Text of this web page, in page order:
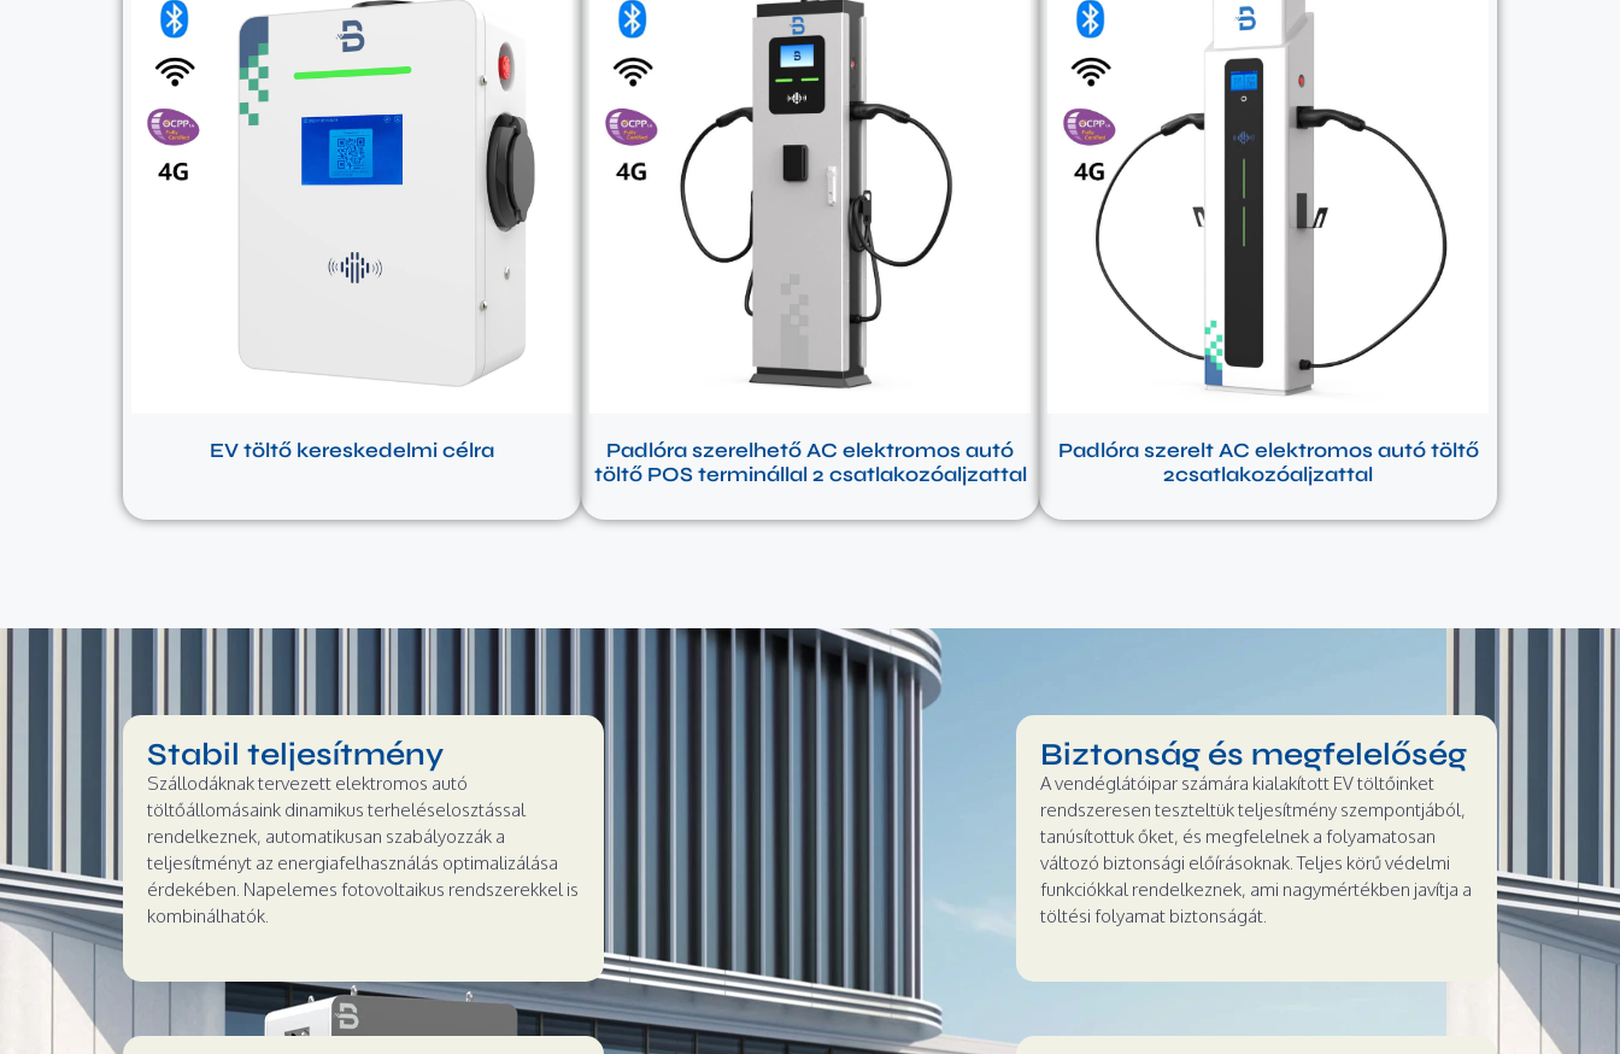
EV töltő kereskedelmi célra
Padlóra szerelhető AC elektromos autó
töltő POS terminállal 2 csatlakozóaljzattal
Padlóra szerelt AC elektromos autó töltő
2csatlakozóaljzattal
Stabil teljesítmény
Szállodáknak tervezett elektromos autó
töltőállomásaink dinamikus terheléselosztással
rendelkeznek, automatikusan szabályozzák a
teljesítményt az energiafelhasználás optimalizálása
érdekében. Napelemes fotovoltaikus rendszerekkel is
kombinálhatók.
Biztonság és megfelelőség
A vendéglátóipar számára kialakított EV töltőinket
rendszeresen teszteltük teljesítmény szempontjából,
tanúsítottuk őket, és megfelelnek a folyamatosan
változó biztonsági előírásoknak. Teljes körű védelmi
funkciókkal rendelkeznek, ami nagymértékben javítja a
töltési folyamat biztonságát.